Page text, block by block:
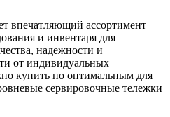
впечатляющий ассортимент
и инвентаря для
надежности и
от индивидуальных
купить по оптимальным для
сервировочные тележки